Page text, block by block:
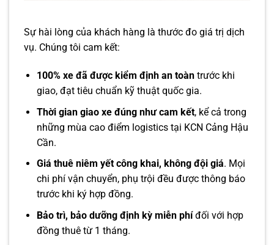
Sự hài lòng của khách hàng là thước đo giá trị dịch
vụ. Chúng tôi cam kết:
100% xe đã được kiểm định an toàntrước khi
giao, đạt tiêu chuẩn kỹ thuật quốc gia.
Thời gian giao xe đúng như cam kết, kể cả trong
những mùa cao điểm logistics tại KCN Cảng Hậu
Cần.
Giá thuê niêm yết công khai, không đội giá. Mọi
chi phí vận chuyển, phụ trội đều được thông báo
trước khi ký hợp đồng.
Bảo trì, bảo dưỡng định kỳ miễn phíđối với hợp
đồng thuê từ 1 tháng.